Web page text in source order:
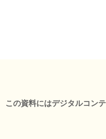
この資料にはデジタルコン